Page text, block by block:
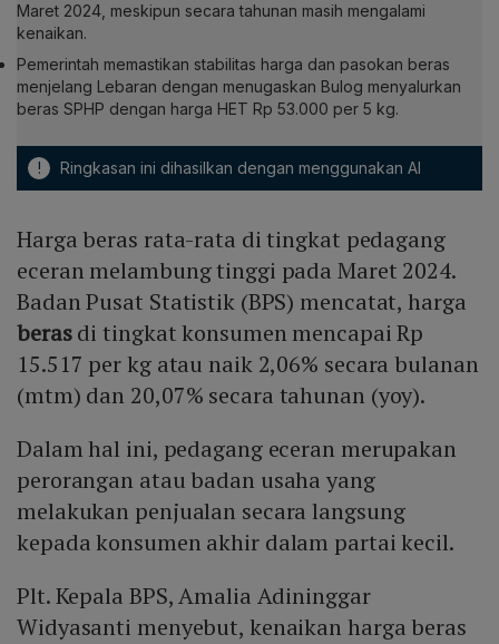
Maret 2024, meskipun secara tahunan masih mengalami
kenaikan.
Pemerintah memastikan stabilitas harga dan pasokan beras
menjelang Lebaran dengan menugaskan Bulog menyalurkan
beras SPHP dengan harga HET Rp 53.000 per 5 kg.
! Ringkasan ini dihasilkan dengan menggunakan AI
Harga beras rata-rata di tingkat pedagang
eceran melambung tinggi pada Maret 2024.
Badan Pusat Statistik (BPS) mencatat, harga
berasdi tingkat konsumen mencapai Rp
15.517 per kg atau naik 2,06% secara bulanan
(mtm) dan 20,07% secara tahunan (yoy).
Dalam hal ini, pedagang eceran merupakan
perorangan atau badan usaha yang
melakukan penjualan secara langsung
kepada konsumen akhir dalam partai kecil.
Plt. Kepala BPS, Amalia Adininggar
Widyasanti menyebut, kenaikan harga beras